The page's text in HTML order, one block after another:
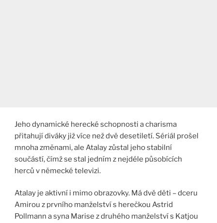
Jeho dynamické herecké schopnosti a charisma
přitahují diváky již více než dvě desetiletí. Sériál prošel
mnoha změnami, ale Atalay zůstal jeho stabilní
součástí, čímž se stal jedním z nejdéle působících
herců v německé televizi​.
Atalay je aktivní i mimo obrazovky. Má dvě děti – dceru
Amirou z prvního manželství s herečkou Astrid
Pollmann a syna Marise z druhého manželství s Katjou